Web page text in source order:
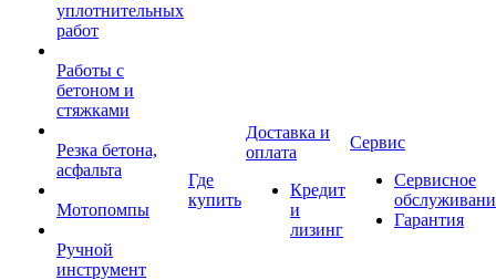
уплотнительных
работ
Работы с
бетоном и
стяжками
Резка бетона,
асфальта
Мотопомпы
Ручной
инструмент
Где
купить
Доставка и
оплата
Кредит
и
лизинг
Сервис
Сервисное
Гарантия